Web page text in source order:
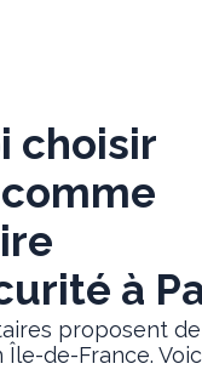
choisir
à
proposent
de-France.